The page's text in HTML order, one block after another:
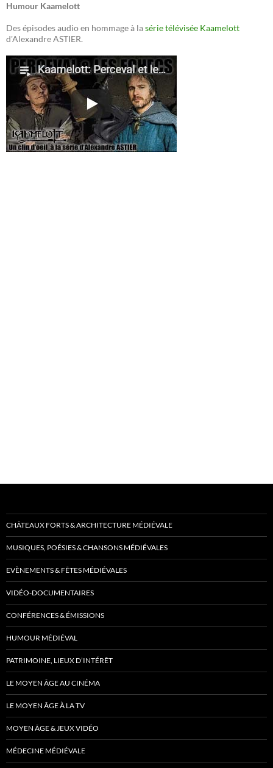
Humour Kaamelott
Des épisodes audio en hommage à lasérie télévisée Kaamelott
d'Alexandre ASTIER.
CHÂTEAUX FORTS & ARCHITECTURE MÉDIÉVALE
MUSIQUES, POÉSIES & CHANSONS MÉDIÉVALES
EVÈNEMENTS & FÊTES MÉDIÉVALES
VIDÉO-DOCUMENTAIRES
CONFÉRENCES & ÉMISSIONS
HUMOUR MÉDIÉVAL
PATRIMOINE, LIEUX D’INTÉRÊT
LE MOYEN ÂGE AU CINÉMA
LE MOYEN ÂGE À LA TV
MOYEN ÂGE & JEUX VIDÉO
MÉDECINE MÉDIÉVALE